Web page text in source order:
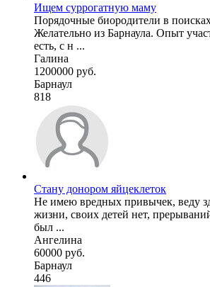
Ищем суррогатную маму
Порядочные биородители в
Желательно из Барнаула. Опыт
есть, с н ...
Галина
1200000 руб.
Барнаул
818
Стану донором яйцеклеток
Не имею вредных привычек, веду
жизни, своих детей нет,
был ...
Ангелина
60000 руб.
Барнаул
446